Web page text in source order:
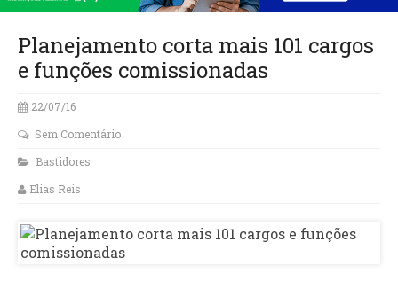
Planejamento corta mais 101 cargos
e funções comissionadas
22/07/16
Sem Comentário
Bastidores
Elias Reis